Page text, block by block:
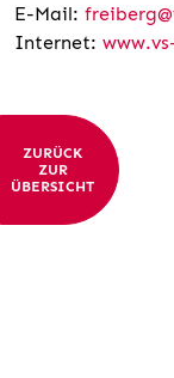
E-Mail:
Internet:
ZURÜCK
ZUR
ÜBERSICHT